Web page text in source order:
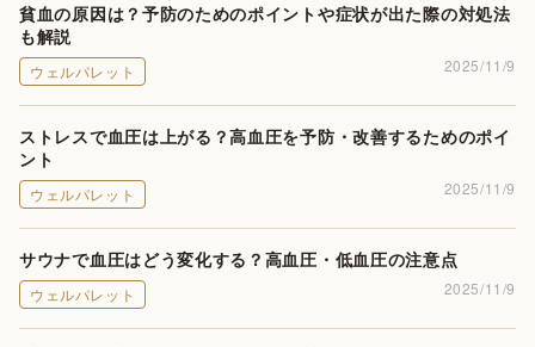
貧血の原因は？予防のためのポイントや症状が出た際の対処法
も解説
ウェルパレット 2025/11/9
ストレスで血圧は上がる？高血圧を予防・改善するためのポイ
ント
ウェルパレット 2025/11/9
サウナで血圧はどう変化する？高血圧・低血圧の注意点
ウェルパレット 2025/11/9